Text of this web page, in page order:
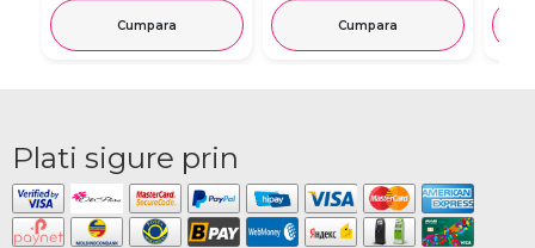
Cumpara Cumpara
Plati sigure prin